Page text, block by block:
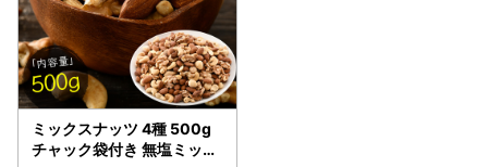
ミックスナッツ 4種 500g
チャック袋付き 無塩ミック